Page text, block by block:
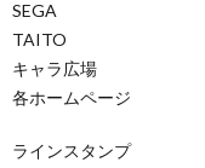
SEGA
TAITO
キャラ広場
各ホームページ
ラインスタンプ